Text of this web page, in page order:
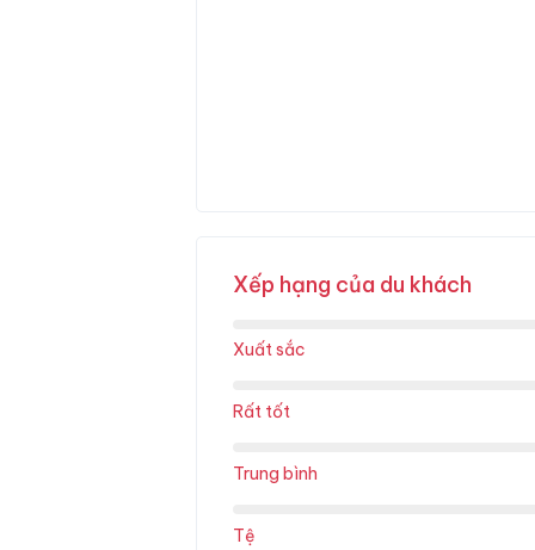
Xếp hạng của du khách
Xuất sắc
Rất tốt
Trung bình
Tệ